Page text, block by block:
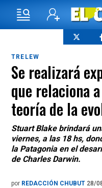
TRELEW
Se realizará
que relaciona
teoría de la
Stuart Blake brindará
viernes, a las 18 hs,
la Patagonia en el
de Charles Darwin.
por REDACCIÓN CHUBUT 28/